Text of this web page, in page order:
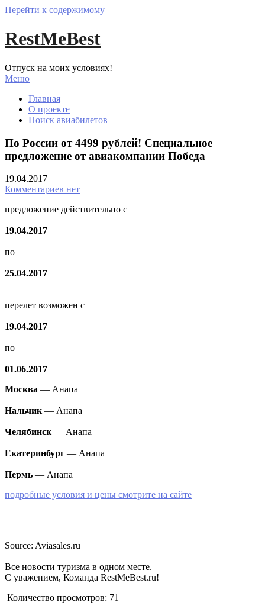
Перейти к содержимому
RestMeBest
Отпуск на моих условиях!
Меню
Главная
О проекте
Поиск авиабилетов
По России от 4499 рублей! Специальное
предложение от авиакомпании Победа
19.04.2017
Комментариев нет
предложение действительно с
19.04.2017
по
25.04.2017
перелет возможен с
19.04.2017
по
01.06.2017
Москва — Анапа
Нальчик — Анапа
Челябинск — Анапа
Екатеринбург — Анапа
Пермь — Анапа
подробные условия и цены смотрите на сайте
Source: Aviasales.ru
Все новости туризма в одном месте.
С уважением, Команда RestMeBest.ru!
Количество просмотров: 71